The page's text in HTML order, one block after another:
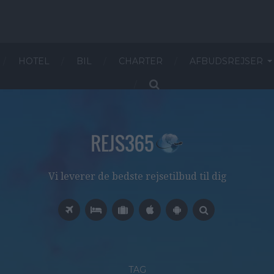
HOTEL BIL CHARTER AFBUDSREJSER
Vi leverer de bedste rejsetilbud til dig
TAG